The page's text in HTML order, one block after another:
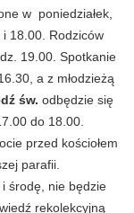
w poniedziałek,
18.00. Rodziców
19.00. Spotkanie
a z młodzieżą
św. odbędzie się
do 18.00.
przed kościołem
parafii.
i środę, nie będzie
rekolekcyjną